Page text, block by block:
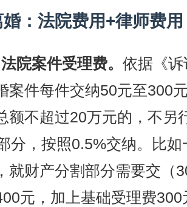
：法院费用+律师费用
法院案件受理费。 依据《
案件每件交纳50元至300
额不超过20万元的，不另
分，按照0.5%交纳。比
就财产分割部分需要交（
元，加上基础受理费